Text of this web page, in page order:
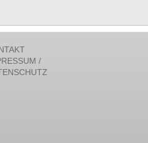
/